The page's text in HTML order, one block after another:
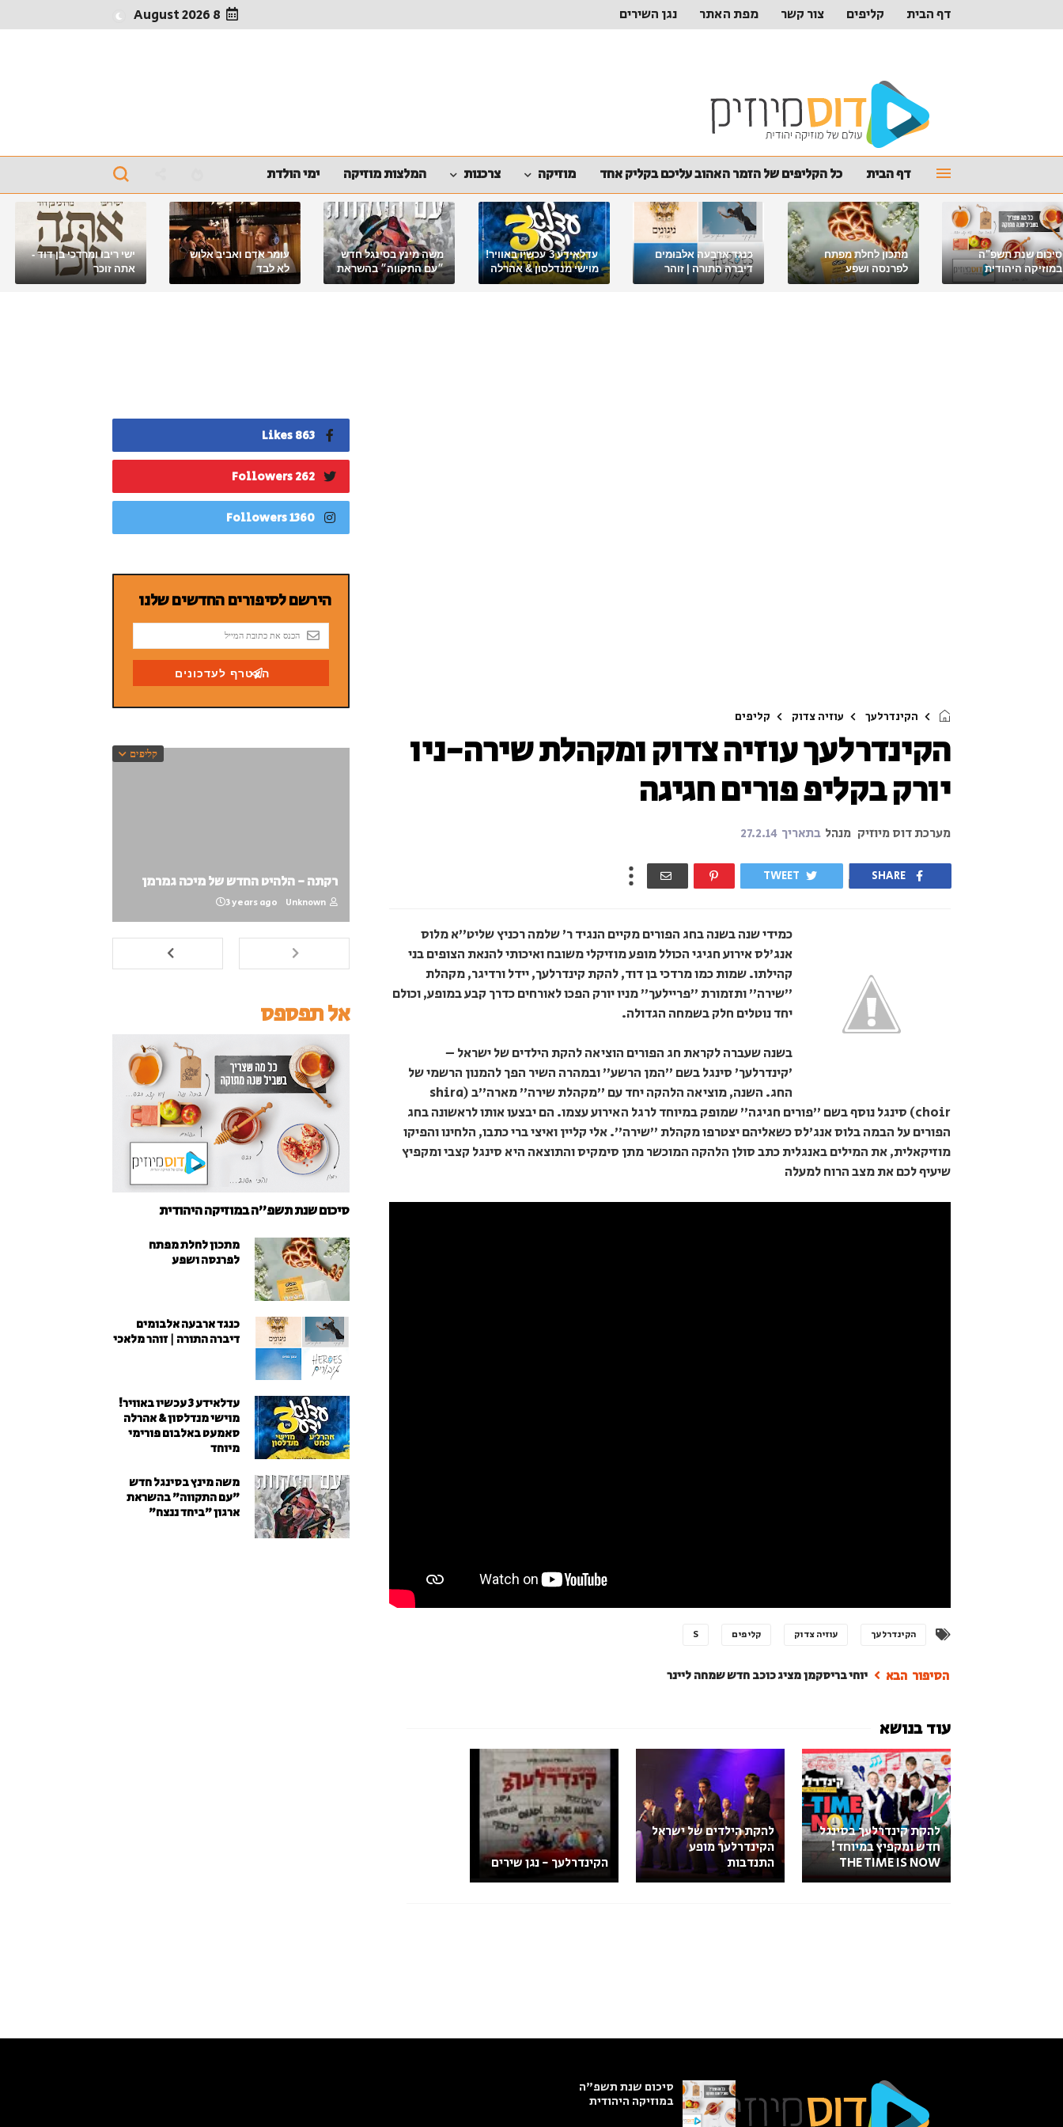
דף הבית קליפים צור קשר מפת האתר נגן השירים 8 August 2026
דף הבית כל הקליפים של הזמר האהוב עליכם בקליק אחד מוזיקה צרכנות המלצות מוזיקה ימי הולדת
סיכום שנת תשפ"ה
במוזיקה היהודית
מתכון לחלת מפתח
לפרנסה ושפע
כנגד ארבעה אלבומים
דיברה התורה | זוהר
מלאכי
עדלאידע 3 עכשיו באוויר!
מוישי מנדלסון & אהרלה
סאמעט באלבום פורימי
משה מינץ בסינגל חדש
״עם התקווה״ בהשראת
ארגון "ביחד ננצח"
עומר אדם ואביב אלוש
לא לבד
ישי ריבו ומרדכי בן דוד -
אתה זוכר
הקינדרלעך עוזיה צדוק קליפים
הקינדרלעך עוזיה צדוק ומקהלת שירה-ניו
יורק בקליפ פורים חגיגה
מערכת דוס מיוזיק מנהל בתאריך 27.2.14
SHARE
TWEET
כמידי שנה בשנה בחג הפורים מקיים הנגיד ר' שלמה רכניץ שליט"א מלוס
אנג'לס אירוע חגיגי הכולל מופע מוזיקלי משובח ואיכותי להנאת הצופים בני
קהילתו. שמות כמו מרדכי בן דוד, להקת קינדרלעך, יידל ורדיגר, מקהלת
"שירה" ותזמורת "פריילעך" מניו יורק הפכו לאורחים כדרך קבע במופע, וכולם
יחד נוטלים חלק בשמחה הגדולה.
בשנה שעברה לקראת חג הפורים הוציאה להקת הילדים של ישראל –
'קינדרלעך' סינגל בשם "המן הרשע" ובמהרה השיר הפך להמנון הרשמי של
החג. השנה, מוציאה הלהקה יחד עם "מקהלת שירה" מארה"ב (shira
choir) סינגל נוסף בשם "פורים חגיגה" שמופק במיוחד לרגל האירוע עצמו. הם יבצעו אותו לראשונה בחג
הפורים על הבמה בלוס אנג'לס כשאליהם יצטרפו מקהלת "שירה". אלי קליין ואיצי ברי כתבו, הלחינו והפיקו
מוזיקאלית, את המילים באנגלית כתב סולן הלהקה המוכשר מתן סימקיס והתוצאה היא סינגל קצבי ומקפיץ
שיעיף לכם את מצב הרוח למעלה
הקינדרלעך עוזיה צדוק קליפים S
יוחי בריסקמן מציג כוכב חדש שמחה ליינר
להקת קינדרלעך בסינגל
חדש ומקפיץ במיוחד!
THE TIME IS NOW
להקת הילדים של ישראל
הקינדרלעך מופע
התנדבות
הקינדרלעך - נגן שירים
863 Likes
262 Followers
1360 Followers
קליפים
רקתה - הלהיט החדש של מיכה גמרמן
Unknown
3 years ago
אל תפספס
סיכום שנת תשפ"ה במוזיקה היהודית
מתכון לחלת מפתח
לפרנסה ושפע
כנגד ארבעה אלבומים
דיברה התורה | זוהר מלאכי
עדלאידע 3 עכשיו באוויר!
מוישי מנדלסון & אהרלה
סאמעט באלבום פורימי
מיוחד
משה מינץ בסינגל חדש
״עם התקווה״ בהשראת
ארגון "ביחד ננצח"
סיכום שנת תשפ"ה
במוזיקה היהודית